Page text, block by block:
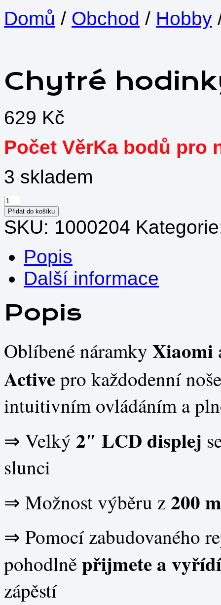
Domů / Obchod / Hobby
Chytré
629 Kč
Počet VěrKa bodů pro
3 skladem
Chytré
hodinky
Xiaomi
množství
Přidat do košíku
SKU: 1000204
Popis
Další informace
Popis
Oblíbené náramky Xiaomi
Activepro každodenní
intuitivním ovládáním a
⇒ Velký 2″ LCD displej
slunci
⇒ Možnost výběru z200
⇒ Pomocí zabudovaného
pohodlněpřijmete a
zápěstí